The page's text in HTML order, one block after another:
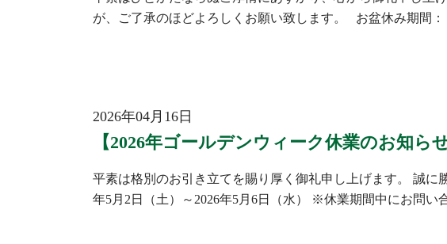
が、ご了承のほどよろしくお願い致します。 お盆休み期間
2026年04月16日
【2026年ゴールデンウィーク休業のお知らせ
平素は格別のお引き立てを賜り厚く御礼申し上げます。 誠
年5月2日（土）～2026年5月6日（水） ※休業期間中にお問